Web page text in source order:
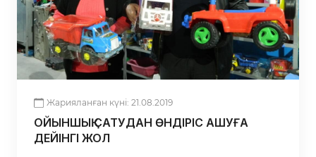
Жарияланған күні: 21.08.2019
ОЙЫНШЫҚ САТУДАН ӨНДІРІС АШУҒА
ДЕЙІНГІ ЖОЛ